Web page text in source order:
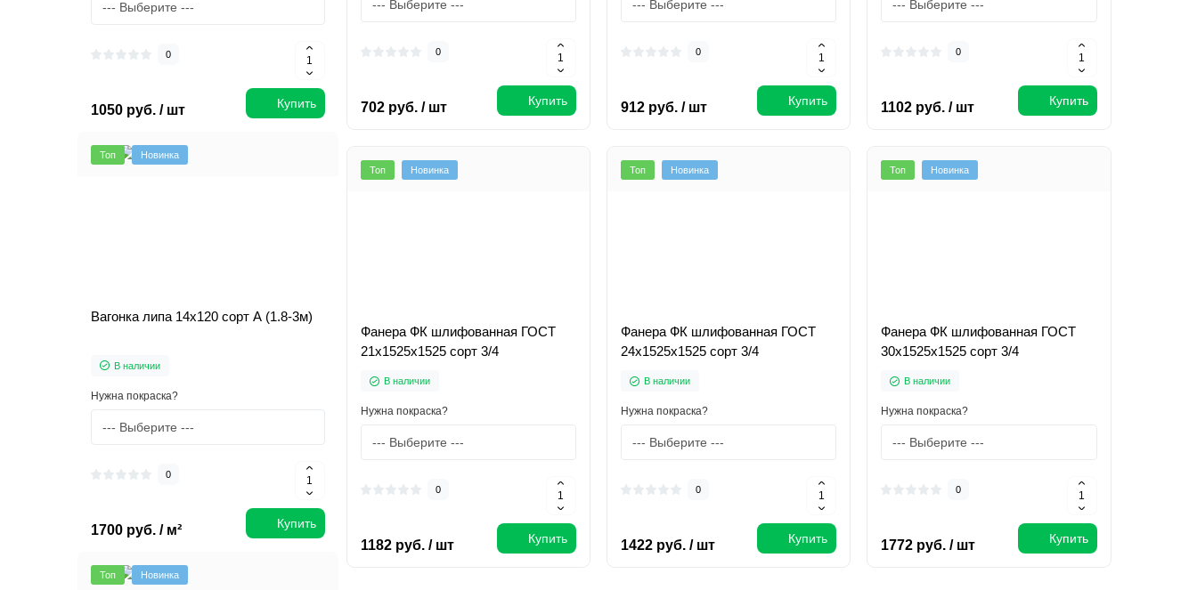
0
1050 руб. / шт Купить
Топ Новинка
Вагонка липа 14х120 сорт А (1.8-3м)
В наличии
Нужна покраска?
0
1700 руб. / м² Купить
Топ Новинка
0
702 руб. / шт Купить
0
912 руб. / шт Купить
0
1102 руб. / шт Купить
Топ Новинка
Фанера ФК шлифованная ГОСТ
21х1525х1525 сорт 3/4
В наличии
Нужна покраска?
0
1182 руб. / шт Купить
Топ Новинка
Фанера ФК шлифованная ГОСТ
24х1525х1525 сорт 3/4
В наличии
Нужна покраска?
0
1422 руб. / шт Купить
Топ Новинка
Фанера ФК шлифованная ГОСТ
30х1525х1525 сорт 3/4
В наличии
Нужна покраска?
0
1772 руб. / шт Купить